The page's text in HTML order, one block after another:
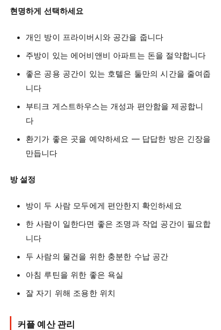
현명하게 선택하세요
개인 방이 프라이버시와 공간을 줍니다
주방이 있는 에어비앤비 아파트는 돈을 절약합니다
좋은 공용 공간이 있는 호텔은 둘만의 시간을 줄여줍
니다
부티크 게스트하우스는 개성과 편안함을 제공합니
다
환기가 좋은 곳을 예약하세요 — 답답한 방은 긴장을
만듭니다
방 설정
방이 두 사람 모두에게 편안한지 확인하세요
한 사람이 일한다면 좋은 조명과 작업 공간이 필요합
니다
두 사람의 물건을 위한 충분한 수납 공간
아침 루틴을 위한 좋은 욕실
잘 자기 위해 조용한 위치
커플 예산 관리